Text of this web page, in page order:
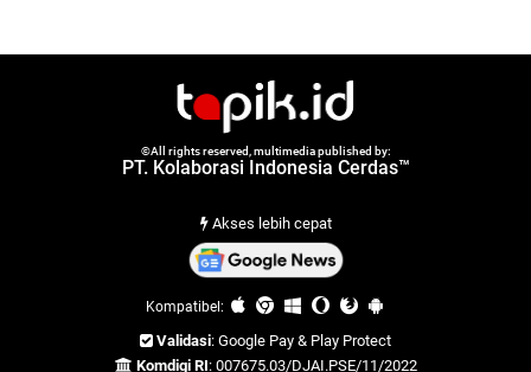
©All rights reserved, multimedia published by:
PT. Kolaborasi Indonesia Cerdas™
Akses lebih cepat
Kompatibel:
Validasi: Google Pay & Play Protect
Komdigi RI: 007675.03/DJAI.PSE/11/2022